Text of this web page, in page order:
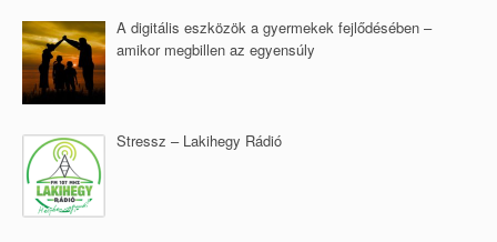
A digitális eszközök a gyermekek fejlődésében –
amikor megbillen az egyensúly
Stressz – Lakihegy Rádió